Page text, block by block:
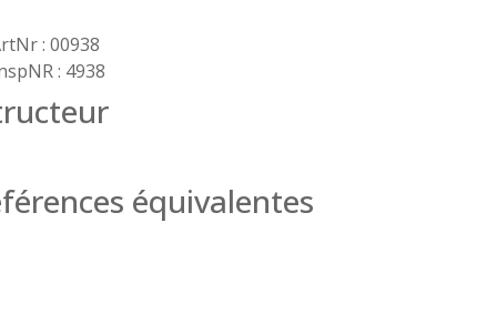
: 00938
: 4938
équivalentes